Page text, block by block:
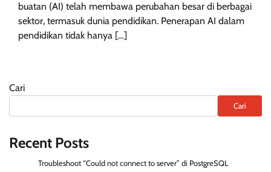
buatan (AI) telah membawa perubahan besar di berbagai
sektor, termasuk dunia pendidikan. Penerapan AI dalam
pendidikan tidak hanya […]
Cari
Cari
Recent Posts
Troubleshoot “Could not connect to server” di PostgreSQL